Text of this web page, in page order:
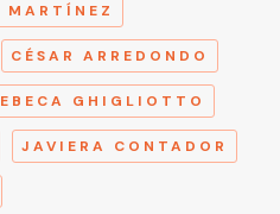
MARTÍNEZ
CÉSAR ARREDONDO
GHIGLIOTTO
JAVIERA CONTADOR